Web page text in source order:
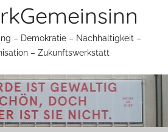
– Demokratie – Nachhaltigkeit –
– Zukunftswerkstatt